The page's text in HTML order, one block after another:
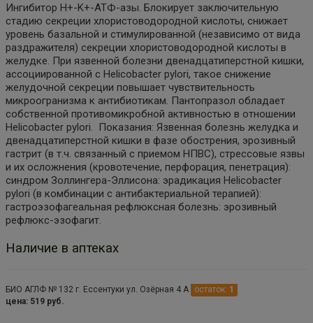
Ингибитор H+-K+-АТФ-азы. Блокирует заключительную
стадию секреции хлористоводородной кислоты, снижает
уровень базальной и стимулированной (независимо от вида
раздражителя) секреции хлористоводородной кислоты в
желудке. При язвенной болезни двенадцатиперстной кишки,
ассоциированной с Helicobacter pylori, такое снижение
желудочной секреции повышает чувствительность
микроогранизма к антибиотикам. Пантопразол обладает
собственной противомикробной активностью в отношении
Helicobacter pylori. Показания: Язвенная болезнь желудка и
двенадцатиперстной кишки в фазе обострения, эрозивный
гастрит (в т.ч. связанный с приемом НПВС), стрессовые язвы
и их осложнения (кровотечение, перфорация, пенетрация):
синдром Золлингера-Эллисона: эрадикация Helicobacter
pylori (в комбинации с антибактериальной терапией):
гастроэзофагеальная рефлюксная болезнь: эрозивный
рефлюкс-эзофагит.
Наличие в аптеках
БИО АГЛФ № 132 г. Ессентуки ул. Озёрная 4 А остаток: 1
цена: 519 руб.